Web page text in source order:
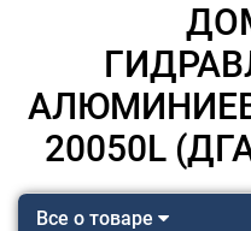
20050L
Все о товаре